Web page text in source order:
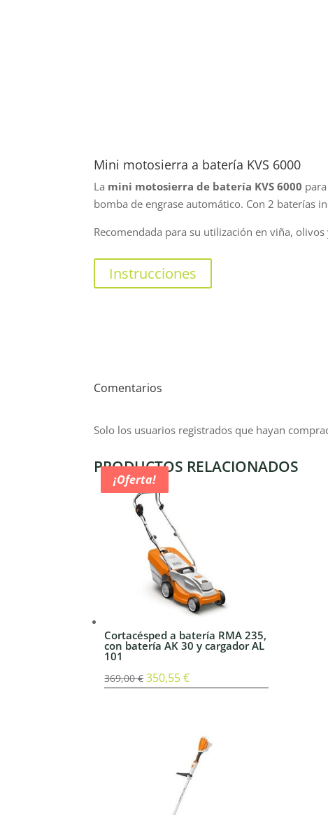
Mini motosierra a batería KVS 6000
La mini motosierra de batería KVS 6000
bomba de engrase automático. Con 2 baterías
Recomendada para su utilización en viña,
Instrucciones
Comentarios
Solo los usuarios registrados que hayan
PRODUCTOS RELACIONADOS
¡Oferta!
Cortacésped a batería RMA 235,
con batería AK 30 y cargador AL
101
369,00€ El
350,55€El
350,55 €.
¡Oferta!
¡Oferta!
¡Oferta!